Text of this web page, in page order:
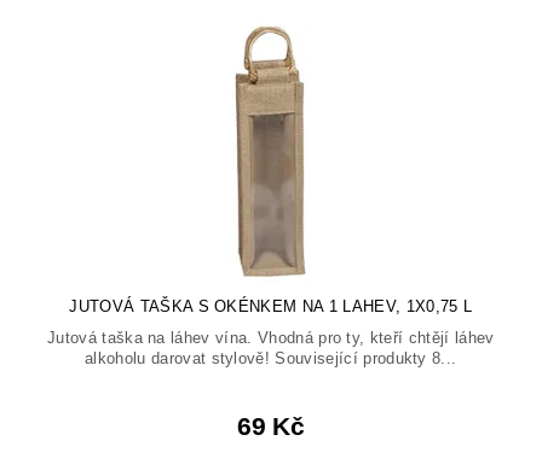
JUTOVÁ TAŠKA S OKÉNKEM NA 1 LAHEV, 1X0,75 L
Jutová taška na láhev vína. Vhodná pro ty, kteří chtějí láhev
alkoholu darovat stylově! Související produkty 8...
69 Kč